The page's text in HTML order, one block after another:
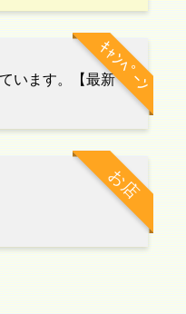
ｷｬﾝﾍﾟｰﾝ
います。【最新
お店